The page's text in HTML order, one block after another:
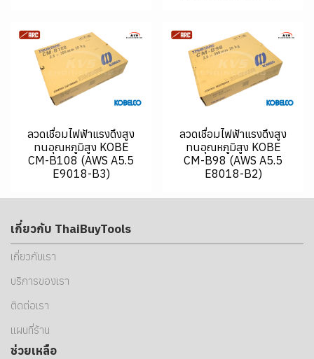
ลวดเชื่อมไฟฟ้าแรงดึงสูง
ทนอุณหภูมิสูง KOBE
CM-B108 (AWS A5.5
E9018-B3)
ลวดเชื่อมไฟฟ้าแรงดึงสูง
ทนอุณหภูมิสูง KOBE
CM-B98 (AWS A5.5
E8018-B2)
เกี่ยวกับ ThaiBuyTools
เกี่ยวกับเรา
บริการของเรา
ติดต่อเรา
แผนที่ร้าน
ช่วยเหลือ